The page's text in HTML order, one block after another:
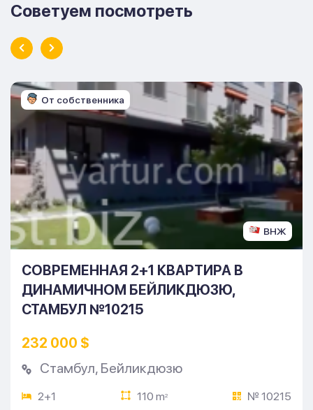
Советуем посмотреть
ВНЖ
От собственника
СОВРЕМЕННАЯ 2+1 КВАРТИРА В
ДИНАМИЧНОМ БЕЙЛИКДЮЗЮ,
СТАМБУЛ №10215
232 000 $
Стамбул, Бейликдюзю
2+1 110 m2 № 10215